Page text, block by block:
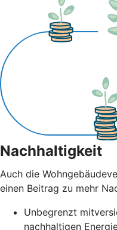
Nachhaltigkeit
Auch die
einen Beitrag zu mehr
Unbegrenzt
nachhaltigen